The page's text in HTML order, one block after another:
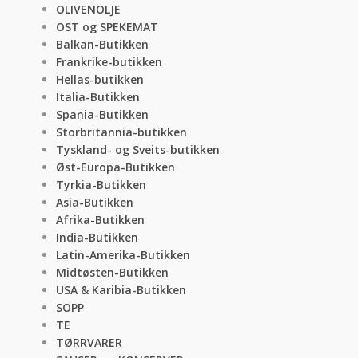
OLIVENOLJE
OST og SPEKEMAT
Balkan-Butikken
Frankrike-butikken
Hellas-butikken
Italia-Butikken
Spania-Butikken
Storbritannia-butikken
Tyskland- og Sveits-butikken
Øst-Europa-Butikken
Tyrkia-Butikken
Asia-Butikken
Afrika-Butikken
India-Butikken
Latin-Amerika-Butikken
Midtøsten-Butikken
USA & Karibia-Butikken
SOPP
TE
TØRRVARER